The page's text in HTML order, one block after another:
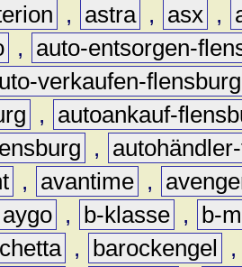
, astra , asx ,
,
auto-entsorgen-
verkaufen-flensburg
,
autoankauf-
,
, avantime ,
aygo , b-klasse ,
b-
, barockengel